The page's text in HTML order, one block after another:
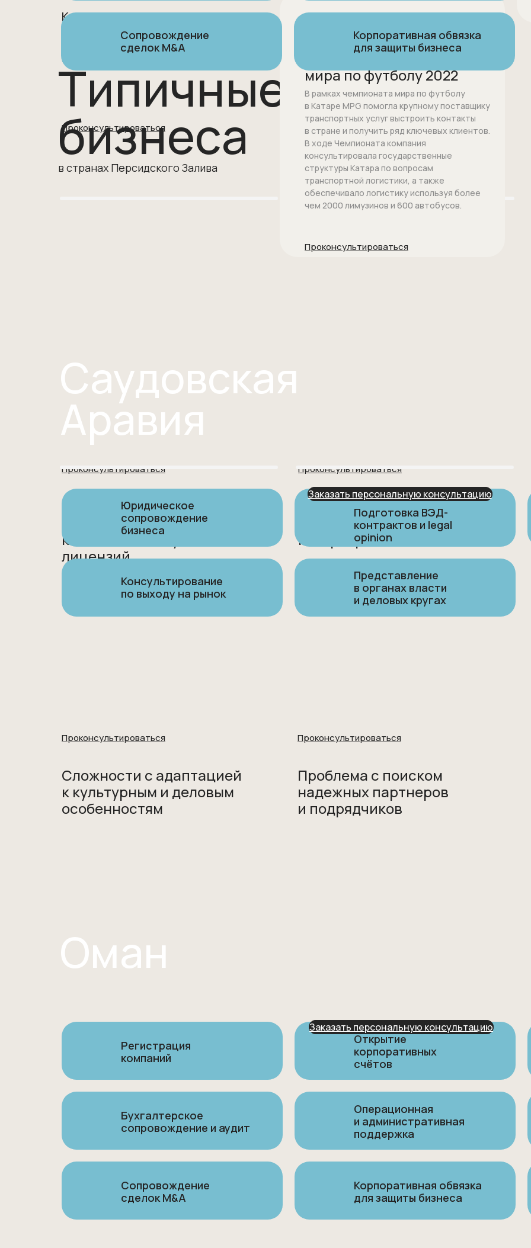
Типичные вызовы
бизнеса
в странах Персидского Залива
Проконсультироваться
Сложности
с регистрацией
компании и получением
лицензий
Проконсультироваться
Непонимание местного
законодательства
и бюрократии
Проконсультироваться
Сложности с адаптацией
к культурным и деловым
особенностям
Проконсультироваться
Проблема с поиском
надежных партнеров
и подрядчиков
Контакты с лицами
принимающими решения
и потенциальными
бизнес-партнерами
Проконсультироваться
Адаптация бизнес-процессов
и стратегий под местные
Проконсультироваться
транспортной компании
в рамках Чемпионата
мира по футболу 2022
В рамках чемпионата мира по футболу
в Катаре MPG помогла крупному поставщику
транспортных услуг выстроить контакты
в стране и получить ряд ключевых клиентов.
В ходе Чемпионата компания
консультировала государственные
структуры Катара по вопросам
транспортной логистики, а также
обеспечивало логистику используя более
чем 2000 лимузинов и 600 автобусов.
Проконсультироваться
Сопровождение
сделок M&A
Корпоративная обвязка
для защиты бизнеса
Саудовская
Аравия
Юридическое
сопровождение
бизнеса
Подготовка ВЭД-
контрактов и legal
opinion
Консультирование
по выходу на рынок
Представление
в органах власти
и деловых кругах
Заказать персональную консультацию
Оман
Регистрация
компаний
Открытие
корпоративных
счётов
Бухгалтерское
сопровождение и аудит
Операционная
и административная
поддержка
Сопровождение
сделок M&A
Корпоративная обвязка
для защиты бизнеса
Заказать персональную консультацию